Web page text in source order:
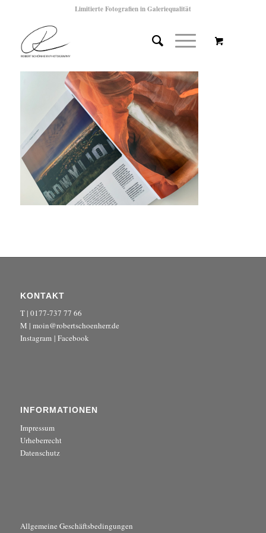
Limitierte Fotografien in Galeriequalität
KONTAKT
T | 0177-737 77 66
M | moin@robertschoenherr.de
Instagram| Facebook
INFORMATIONEN
Impressum
Urheberrecht
Datenschutz
Allgemeine Geschäftsbedingungen